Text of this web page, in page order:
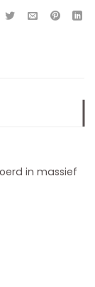
in massief